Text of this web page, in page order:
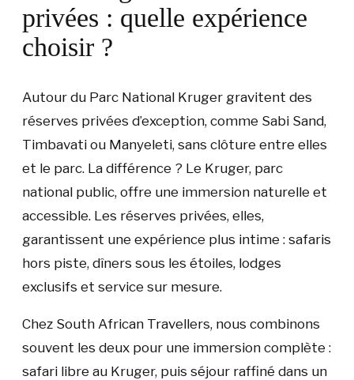
privées : quelle expérience
choisir ?
Autour du Parc National Kruger gravitent des
réserves privées d’exception, comme Sabi Sand,
Timbavati ou Manyeleti, sans clôture entre elles
et le parc. La différence ? Le Kruger, parc
national public, offre une immersion naturelle et
accessible. Les réserves privées, elles,
garantissent une expérience plus intime : safaris
hors piste, dîners sous les étoiles, lodges
exclusifs et service sur mesure.
Chez South African Travellers, nous combinons
souvent les deux pour une immersion complète :
safari libre au Kruger, puis séjour raffiné dans un